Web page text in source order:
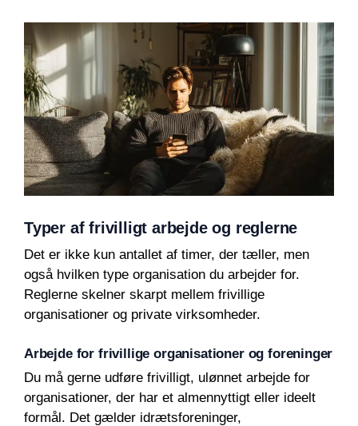
Typer af frivilligt arbejde og reglerne
Det er ikke kun antallet af timer, der tæller, men
også hvilken type organisation du arbejder for.
Reglerne skelner skarpt mellem frivillige
organisationer og private virksomheder.
Arbejde for frivillige organisationer og foreninger
Du må gerne udføre frivilligt, ulønnet arbejde for
organisationer, der har et almennyttigt eller ideelt
formål. Det gælder idrætsforeninger,